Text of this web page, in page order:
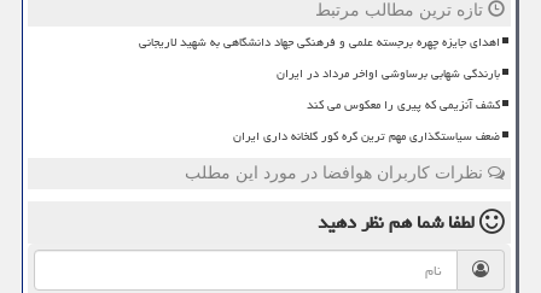
تازه ترین مطالب مرتبط
اهدای جایزه چهره برجسته علمی و فرهنگی جهاد دانشگاهی به شهید لاریجانی
بارندگی شهابی برساوشی اواخر مرداد در ایران
کشف آنزیمی که پیری را معکوس می کند
ضعف سیاستگذاری مهم ترین گره کور گلخانه داری ایران
نظرات کاربران هوافضا در مورد این مطلب
لطفا شما همنظر دهید